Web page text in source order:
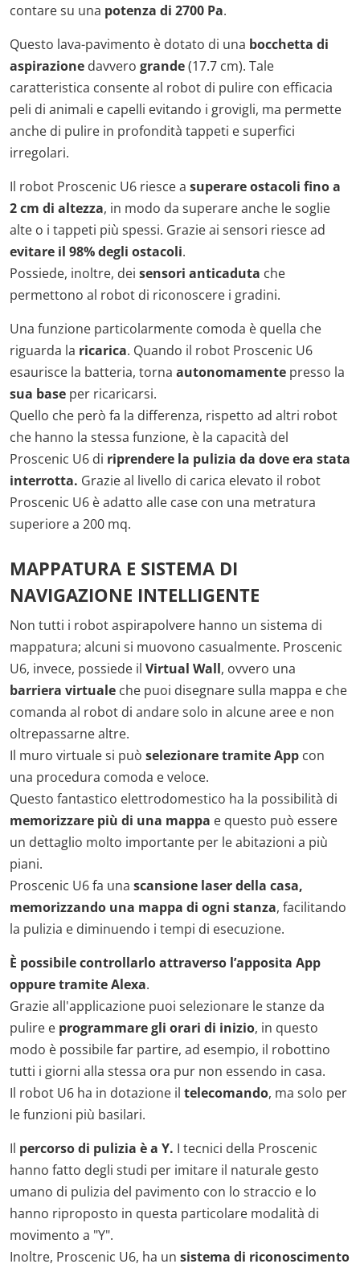
contare su una potenza di 2700 Pa.
Questo lava-pavimento è dotato di una bocchetta di
aspirazione davvero grande(17.7 cm). Tale
caratteristica consente al robot di pulire con efficacia
peli di animali e capelli evitando i grovigli, ma permette
anche di pulire in profondità tappeti e superfici
irregolari.
Il robot Proscenic U6 riesce a superare ostacoli fino a
2 cm di altezza, in modo da superare anche le soglie
alte o i tappeti più spessi. Grazie ai sensori riesce ad
evitare il 98% degli ostacoli.
Possiede, inoltre, dei sensori anticaduta che
permettono al robot di riconoscere i gradini.
Una funzione particolarmente comoda è quella che
riguarda la ricarica. Quando il robot Proscenic U6
esaurisce la batteria, torna autonomamente presso la
sua base per ricaricarsi.
Quello che però fa la differenza, rispetto ad altri robot
che hanno la stessa funzione, è la capacità del
Proscenic U6 di riprendere la pulizia da dove era stata
interrotta. Grazie al livello di carica elevato il robot
Proscenic U6 è adatto alle case con una metratura
superiore a 200 mq.
MAPPATURA E SISTEMA DI
NAVIGAZIONE INTELLIGENTE
Non tutti i robot aspirapolvere hanno un sistema di
mappatura; alcuni si muovono casualmente. Proscenic
U6, invece, possiede il Virtual Wall, ovvero una
barriera virtuale che puoi disegnare sulla mappa e che
comanda al robot di andare solo in alcune aree e non
oltrepassarne altre.
Il muro virtuale si può selezionare tramite App con
una procedura comoda e veloce.
Questo fantastico elettrodomestico ha la possibilità di
memorizzare più di una mappa e questo può essere
un dettaglio molto importante per le abitazioni a più
piani.
Proscenic U6 fa una scansione laser della casa,
memorizzando una mappa di ogni stanza, facilitando
la pulizia e diminuendo i tempi di esecuzione.
È possibile controllarlo attraverso l’apposita App
oppure tramite Alexa.
Grazie all'applicazione puoi selezionare le stanze da
pulire e programmare gli orari di inizio, in questo
modo è possibile far partire, ad esempio, il robottino
tutti i giorni alla stessa ora pur non essendo in casa.
Il robot U6 ha in dotazione il telecomando, ma solo per
le funzioni più basilari.
Il percorso di pulizia è a Y. I tecnici della Proscenic
hanno fatto degli studi per imitare il naturale gesto
umano di pulizia del pavimento con lo straccio e lo
hanno riproposto in questa particolare modalità di
movimento a "Y".
Inoltre, Proscenic U6, ha un sistema di riconoscimento